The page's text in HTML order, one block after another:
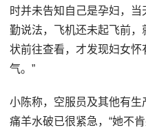
时并未告知自己是孕妇，
勤说法，飞机还未起飞前
状前往查看，才发现妇女
气。”
小陈称，空服员及其他有
痛羊水破已很紧急，“她不